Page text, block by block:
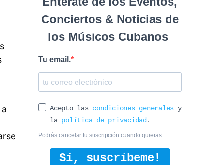
Conciertos & Noticias de
los Músicos Cubanos
Tu email.
Acepto las condiciones generalesy
la política de privacidad.
Podrás cancelar tu suscripción cuando quieras.
Sí, suscríbeme!